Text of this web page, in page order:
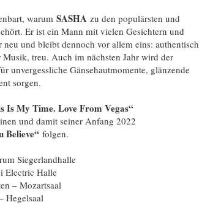
warum SASHA zu den populärsten und
Er ist ein Mann mit vielen Gesichtern und
und bleibt dennoch vor allem eins: authentisch
treu. Auch im nächsten Jahr wird der
unvergessliche Gänsehautmomente, glänzende
sorgen.
Is My Time. Love From Vegas“
und damit seiner Anfang 2022
Believe“folgen.
Siegerlandhalle
Electric Halle
– Mozartsaal
Hegelsaal